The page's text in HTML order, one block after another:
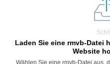
Laden Sie eine rmvb-Datei
Website
Wählen Sie eine rmvb-Datei aus,